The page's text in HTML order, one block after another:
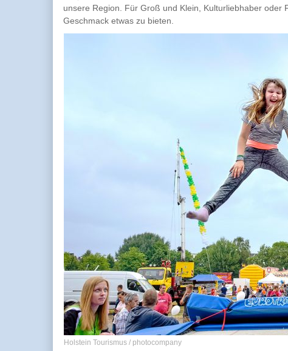
unsere Region. Für Groß und Klein, Kulturliebhaber
Geschmack etwas zu bieten.
Holstein Tourismus / photocompany